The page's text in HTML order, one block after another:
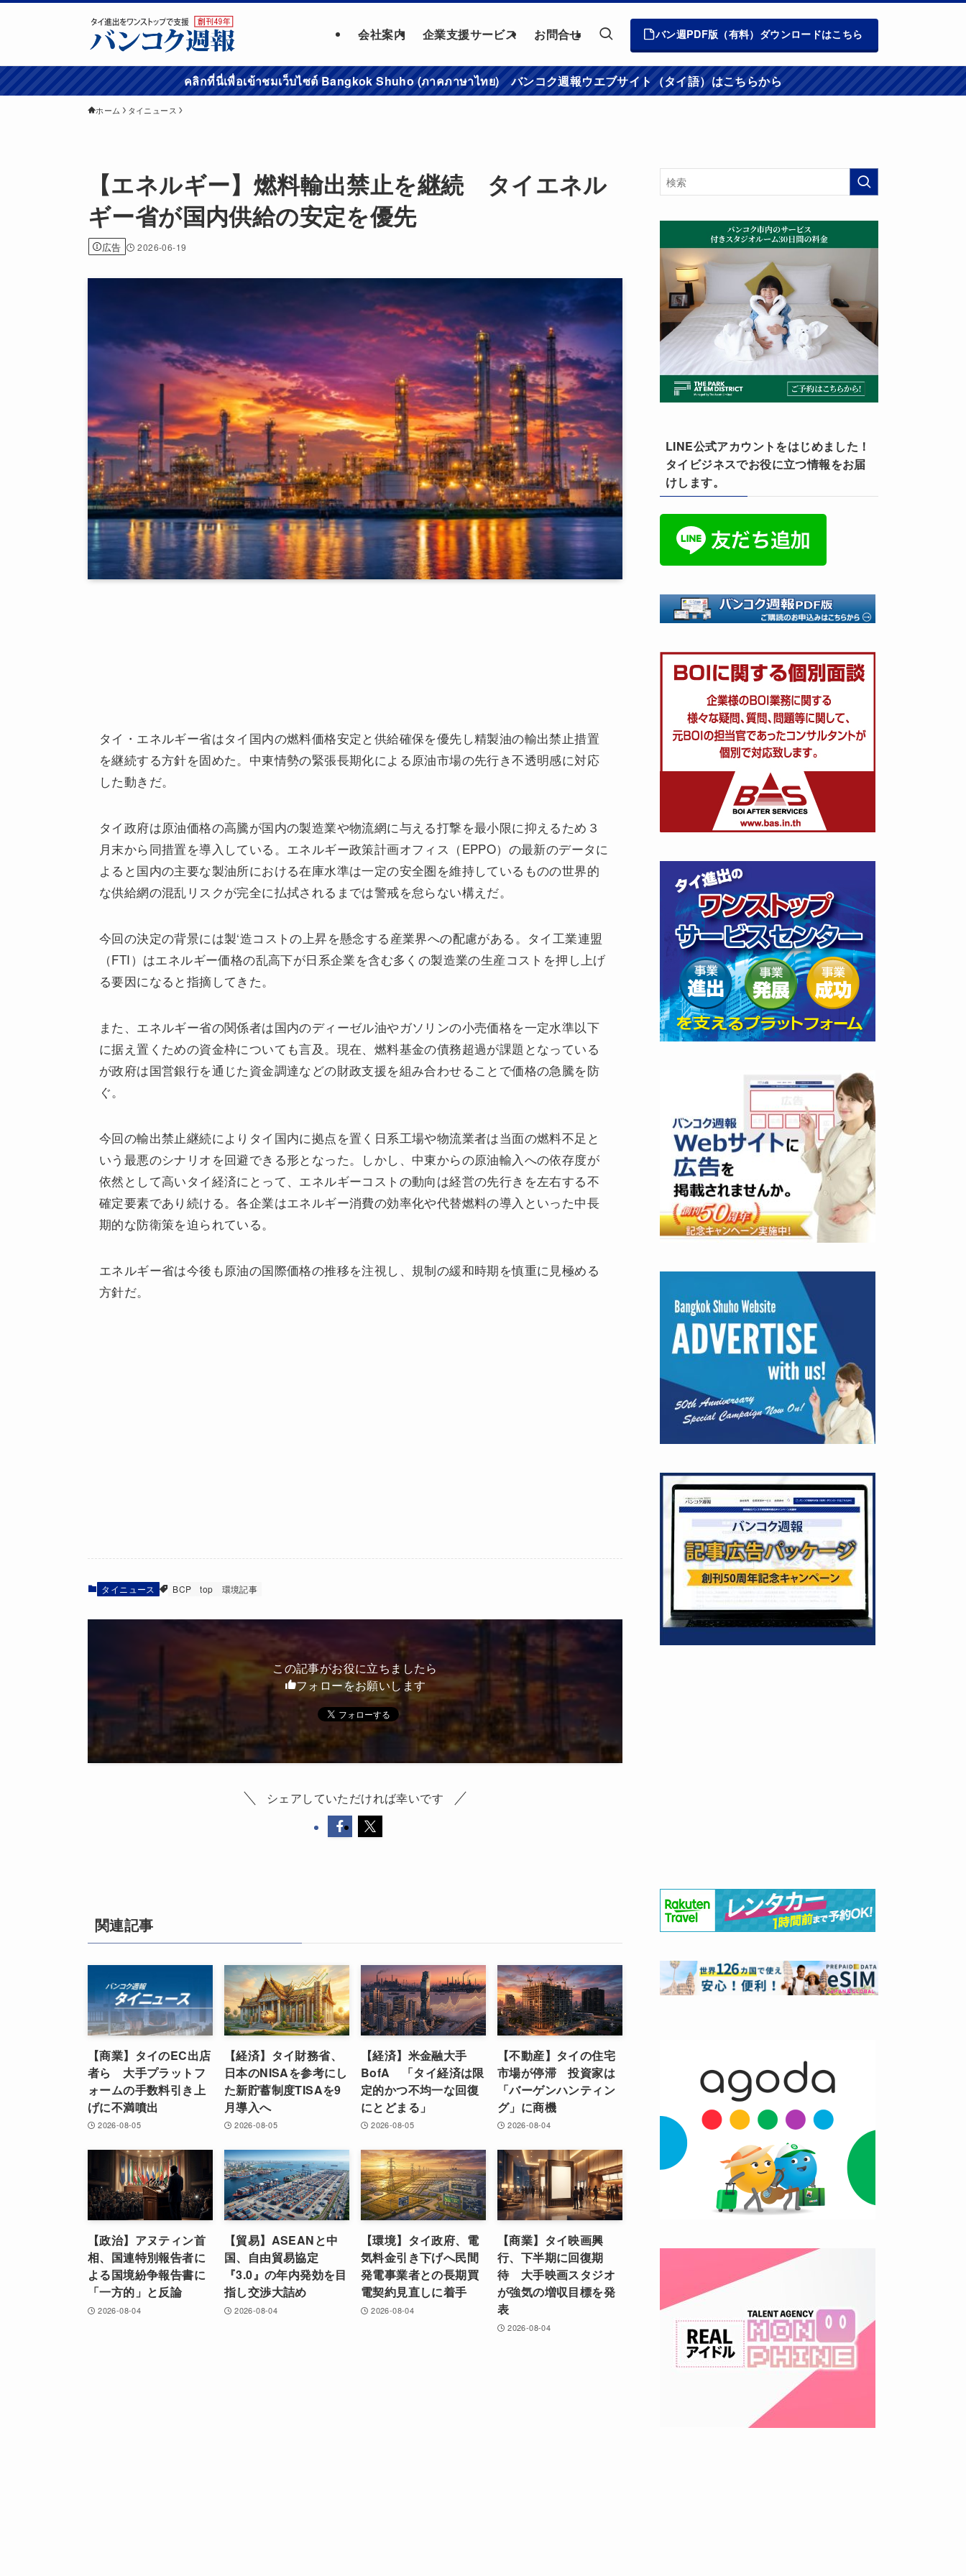
会社案内 企業支援サービス お問合せ バン週PDF版（有料）ダウンロードはこちら
คลิกที่นี่เพื่อเข้าชมเว็บไซต์ Bangkok Shuho (ภาคภาษาไทย) バンコク週報ウエブサイト（タイ語）はこちらから
ホーム タイニュース
【エネルギー】燃料輸出禁止を継続 タイエネル
ギー省が国内供給の安定を優先
広告 2026-06-19
タイ・エネルギー省はタイ国内の燃料価格安定と供給確保を優先し精製油の輸出禁止措置
を継続する方針を固めた。中東情勢の緊張長期化による原油市場の先行き不透明感に対応
した動きだ。
タイ政府は原油価格の高騰が国内の製造業や物流網に与える打撃を最小限に抑えるため３
月末から同措置を導入している。エネルギー政策計画オフィス（EPPO）の最新のデータに
よると国内の主要な製油所における在庫水準は一定の安全圏を維持しているものの世界的
な供給網の混乱リスクが完全に払拭されるまでは警戒を怠らない構えだ。
今回の決定の背景には製‘造コストの上昇を懸念する産業界への配慮がある。タイ工業連盟
（FTI）はエネルギー価格の乱高下が日系企業を含む多くの製造業の生産コストを押し上げ
る要因になると指摘してきた。
また、エネルギー省の関係者は国内のディーゼル油やガソリンの小売価格を一定水準以下
に据え置くための資金枠についても言及。現在、燃料基金の債務超過が課題となっている
が政府は国営銀行を通じた資金調達などの財政支援を組み合わせることで価格の急騰を防
ぐ。
今回の輸出禁止継続によりタイ国内に拠点を置く日系工場や物流業者は当面の燃料不足と
いう最悪のシナリオを回避できる形となった。しかし、中東からの原油輸入への依存度が
依然として高いタイ経済にとって、エネルギーコストの動向は経営の先行きを左右する不
確定要素であり続ける。各企業はエネルギー消費の効率化や代替燃料の導入といった中長
期的な防衛策を迫られている。
エネルギー省は今後も原油の国際価格の推移を注視し、規制の緩和時期を慎重に見極める
方針だ。
タイニュース BCP top 環境記事
この記事がお役に立ちましたら
フォローをお願いします
シェアしていただければ幸いです
関連記事
【商業】タイのEC出店
者ら 大手プラットフ
ォームの手数料引き上
げに不満噴出
2026-08-05
【経済】タイ財務省、
日本のNISAを参考にし
た新貯蓄制度TISAを9
月導入へ
2026-08-05
【経済】米金融大手
BofA 「タイ経済は限
定的かつ不均一な回復
にとどまる」
2026-08-05
【不動産】タイの住宅
市場が停滞 投資家は
「バーゲンハンティン
グ」に商機
2026-08-04
【政治】アヌティン首
相、国連特別報告者に
よる国境紛争報告書に
「一方的」と反論
2026-08-04
【貿易】ASEANと中
国、自由貿易協定
『3.0』の年内発効を目
指し交渉大詰め
2026-08-04
【環境】タイ政府、電
気料金引き下げへ民間
発電事業者との長期買
電契約見直しに着手
2026-08-04
【商業】タイ映画興
行、下半期に回復期
待 大手映画スタジオ
が強気の増収目標を発
表
2026-08-04
LINE公式アカウントをはじめました！
タイビジネスでお役に立つ情報をお届
けします。